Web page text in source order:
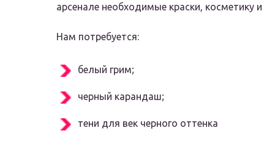
арсенале необходимые краски, косметику
Нам потребуется:
белый грим;
черный карандаш;
тени для век черного оттенка